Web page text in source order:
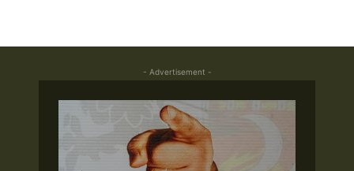
- Advertisement -